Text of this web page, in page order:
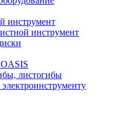
инструмент
инструмент
листогибы